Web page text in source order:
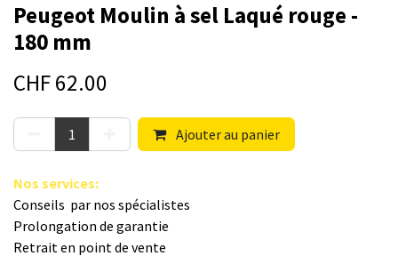
Peugeot Moulin à sel Laqué rouge -
180 mm
CHF62.00
Ajouter au panier
Nos s​ervices:
Conseils par nos spé​cialistes
Prolongation de garantie
Retrait en point de vente